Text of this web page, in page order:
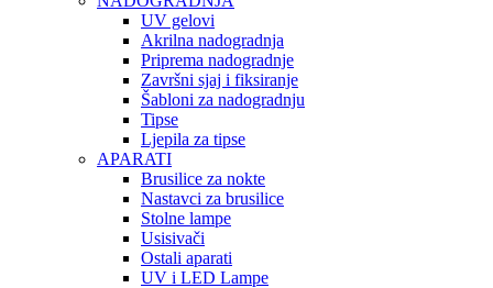
UV gelovi
Akrilna nadogradnja
Priprema nadogradnje
Završni sjaj i fiksiranje
Šabloni za nadogradnju
Tipse
Ljepila za tipse
APARATI
Brusilice za nokte
Nastavci za brusilice
Stolne lampe
Usisivači
Ostali aparati
UV i LED Lampe